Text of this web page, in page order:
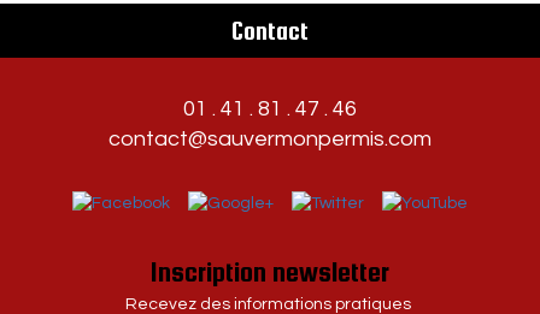
Contact
01 . 41 . 81 . 47 . 46
contact@sauvermonpermis.com
Inscription newsletter
Recevez des informations pratiques